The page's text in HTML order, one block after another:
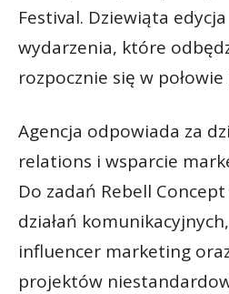
Festival. Dziewiąta
wydarzenia, które
rozpocznie się w połowie
Agencja odpowiada za
relations i wsparcie
Do zadań Rebell
działań
influencer marketing
projektów